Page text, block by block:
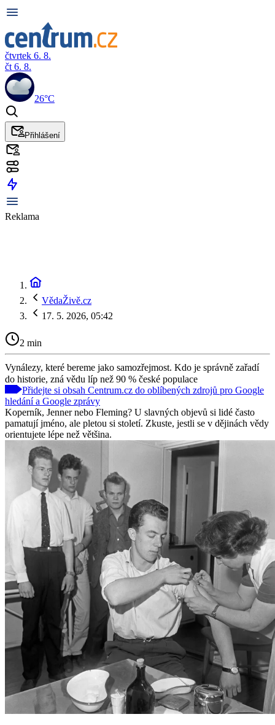
čtvrtek 6. 8.
čt 6. 8.
26°C
Přihlášení
Reklama
VědaŽivě.cz
17. 5. 2026, 05:42
2 min
Vynálezy, které bereme jako samozřejmost. Kdo je správně zařadí
do historie, zná vědu líp než 90 % české populace
Přidejte si obsah Centrum.cz do oblíbených zdrojů pro Google
hledání a Google zprávy
Koperník, Jenner nebo Fleming? U slavných objevů si lidé často
pamatují jméno, ale pletou si století. Zkuste, jestli se v dějinách vědy
orientujete lépe než většina.